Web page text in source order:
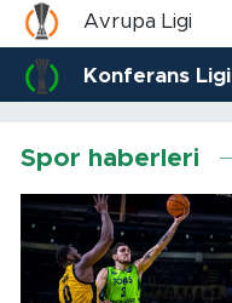
Avrupa Ligi
Konferans Ligi
Spor haberleri